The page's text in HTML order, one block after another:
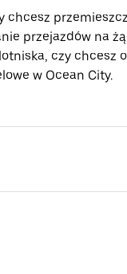
przejazdów na
czy chcesz
w Ocean City.